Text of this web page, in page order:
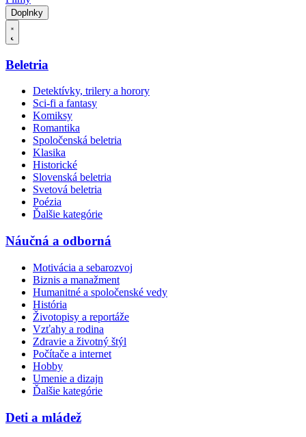
Doplnky
Beletria
Detektívky, trilery a horory
Sci-fi a fantasy
Komiksy
Romantika
Spoločenská beletria
Klasika
Historické
Slovenská beletria
Svetová beletria
Poézia
Ďalšie kategórie
Náučná a odborná
Motivácia a sebarozvoj
Biznis a manažment
Humanitné a spoločenské vedy
História
Životopisy a reportáže
Vzťahy a rodina
Zdravie a životný štýl
Počítače a internet
Hobby
Umenie a dizajn
Ďalšie kategórie
Deti a mládež